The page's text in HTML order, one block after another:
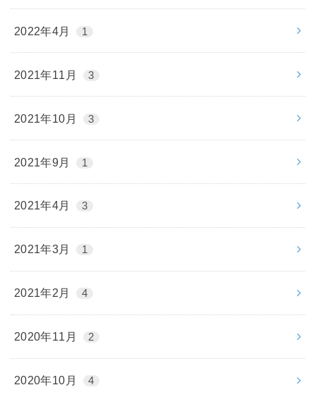
2022年4月 1
2021年11月 3
2021年10月 3
2021年9月 1
2021年4月 3
2021年3月 1
2021年2月 4
2020年11月 2
2020年10月 4